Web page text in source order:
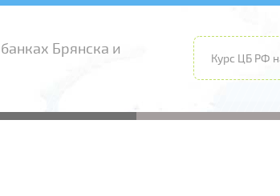
Брянска и
Курс ЦБ РФ